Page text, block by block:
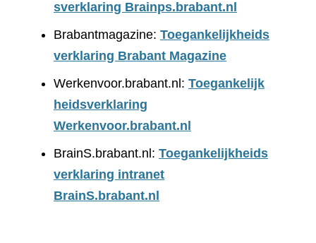
sverklaring Brainps.brabant.nl
Brabantmagazine: Toegankelijkheids
verklaring Brabant Magazine
Werkenvoor.brabant.nl: Toegankelijk
heidsverklaring
Werkenvoor.brabant.nl
BrainS.brabant.nl: Toegankelijkheids
verklaring intranet
BrainS.brabant.nl